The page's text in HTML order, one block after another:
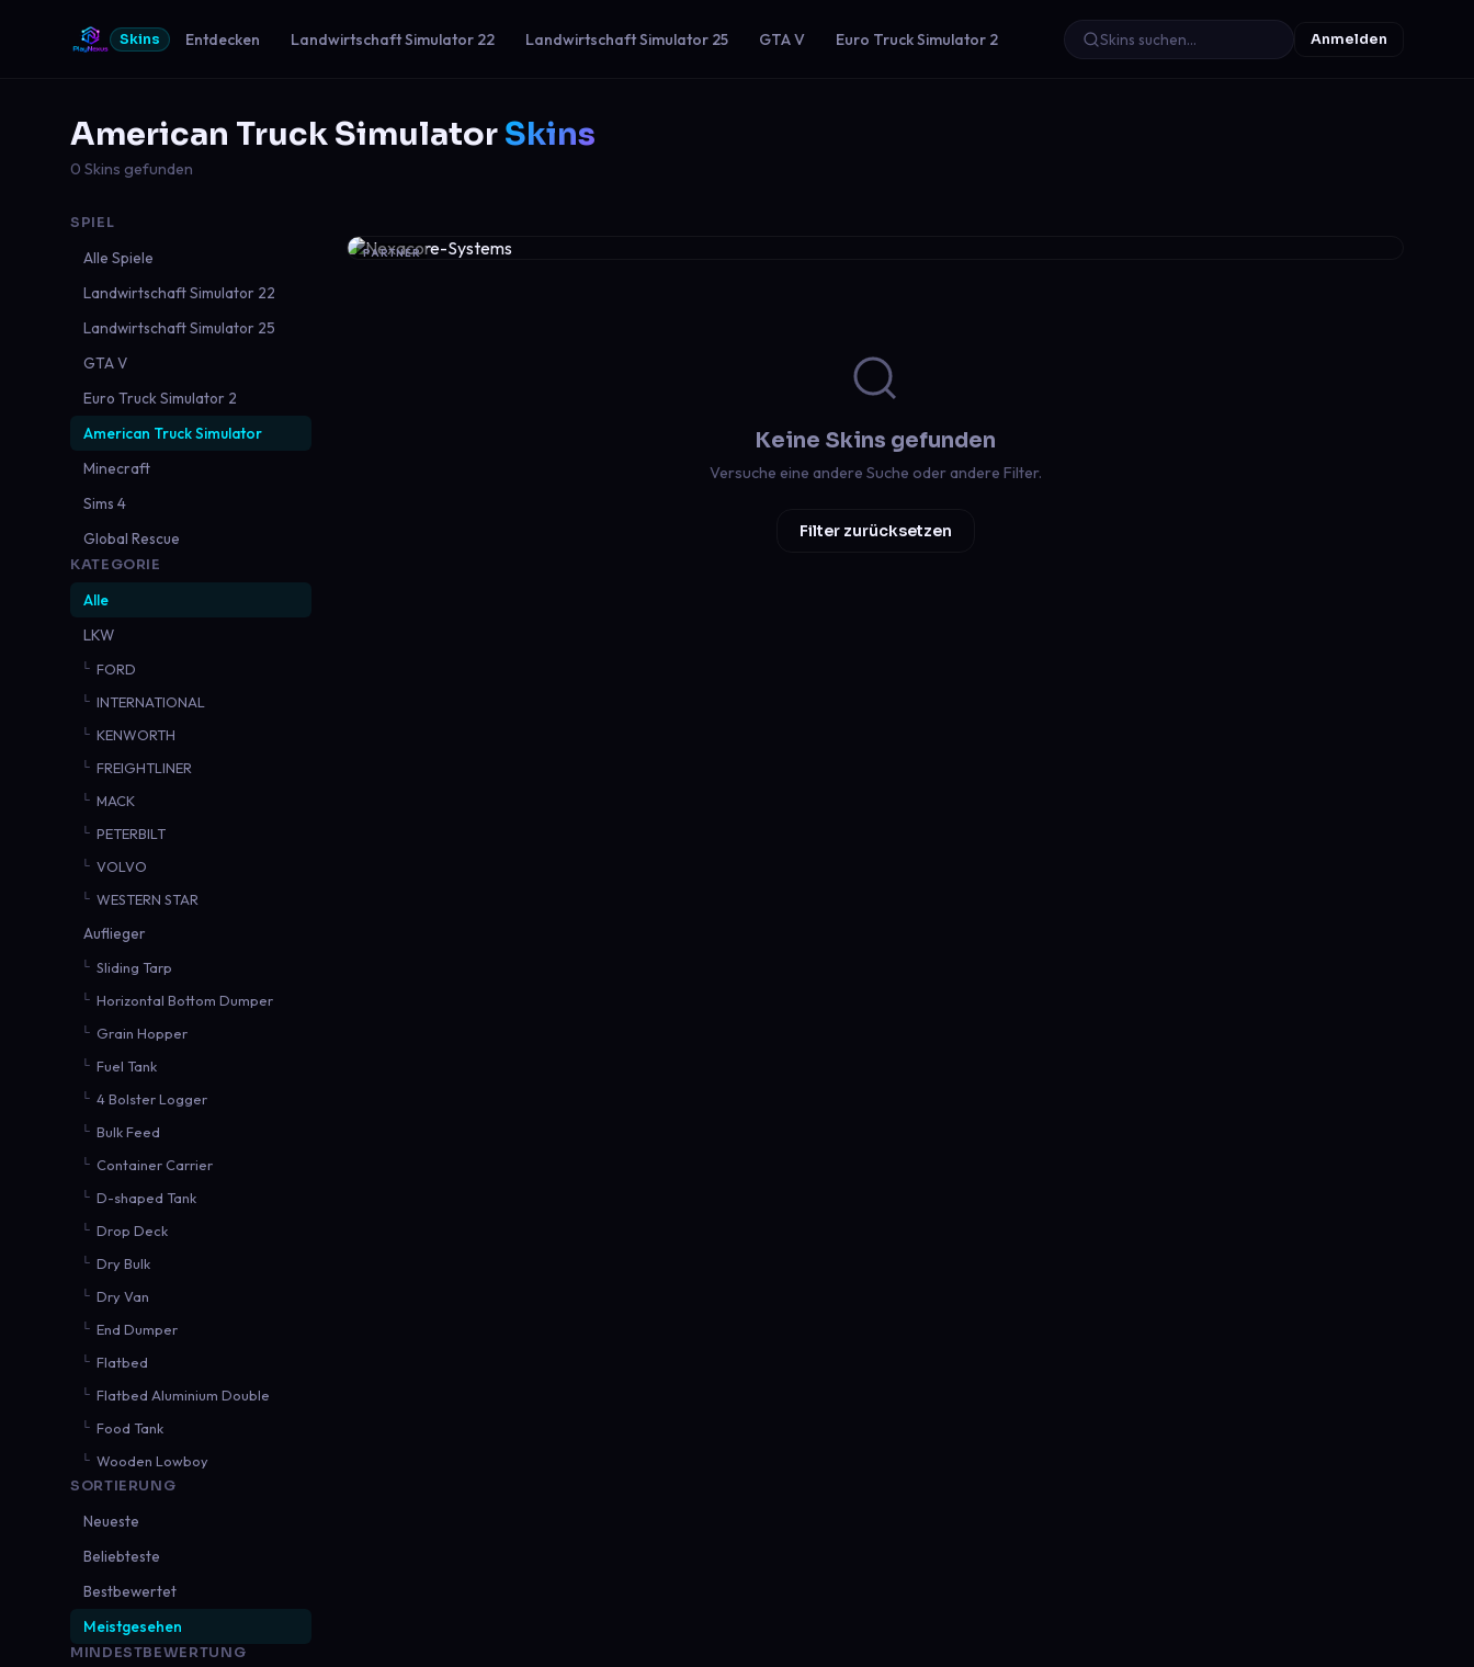
Skins Entdecken Landwirtschaft Simulator 22 Landwirtschaft Simulator 25 GTA V Euro Truck Simulator 2 Anmelden
American Truck SimulatorSkins
0 Skins gefunden
SPIEL
Alle Spiele
Landwirtschaft Simulator 22
Landwirtschaft Simulator 25
GTA V
Euro Truck Simulator 2
American Truck Simulator
Minecraft
Sims 4
Global Rescue
KATEGORIE
Alle
LKW
FORD
INTERNATIONAL
KENWORTH
FREIGHTLINER
MACK
PETERBILT
VOLVO
WESTERN STAR
Auflieger
Sliding Tarp
Horizontal Bottom Dumper
Grain Hopper
Fuel Tank
4 Bolster Logger
Bulk Feed
Container Carrier
D-shaped Tank
Drop Deck
Dry Bulk
Dry Van
End Dumper
Flatbed
Flatbed Aluminium Double
Food Tank
Wooden Lowboy
SORTIERUNG
Neueste
Beliebteste
Bestbewertet
Meistgesehen
MINDESTBEWERTUNG
PARTNER
Keine Skins gefunden
Versuche eine andere Suche oder andere Filter.
Filter zurücksetzen